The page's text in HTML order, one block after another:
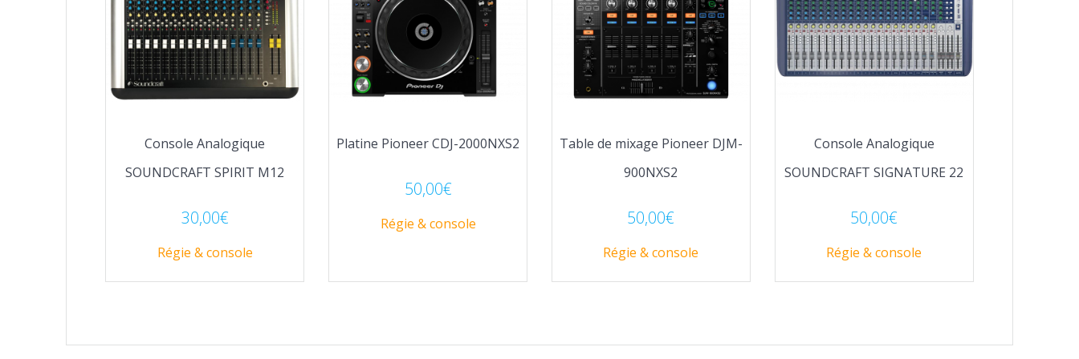
Console Analogique
SOUNDCRAFT SPIRIT M12
30,00€
Régie & console
Platine Pioneer CDJ-2000NXS2
50,00€
Régie & console
Table de mixage Pioneer DJM-
900NXS2
50,00€
Régie & console
Console Analogique
SOUNDCRAFT SIGNATURE 22
50,00€
Régie & console